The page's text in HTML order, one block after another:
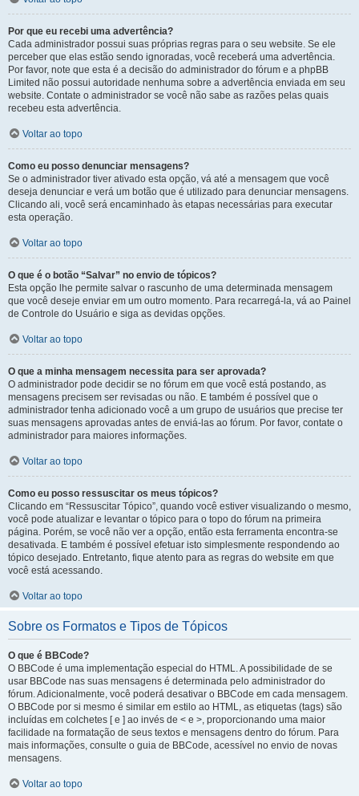
Por que eu recebi uma advertência?
Cada administrador possui suas próprias regras para o seu website. Se ele
perceber que elas estão sendo ignoradas, você receberá uma advertência.
Por favor, note que esta é a decisão do administrador do fórum e a phpBB
Limited não possui autoridade nenhuma sobre a advertência enviada em seu
website. Contate o administrador se você não sabe as razões pelas quais
recebeu esta advertência.
Voltar ao topo
Como eu posso denunciar mensagens?
Se o administrador tiver ativado esta opção, vá até a mensagem que você
deseja denunciar e verá um botão que é utilizado para denunciar mensagens.
Clicando ali, você será encaminhado às etapas necessárias para executar
esta operação.
Voltar ao topo
O que é o botão “Salvar” no envio de tópicos?
Esta opção lhe permite salvar o rascunho de uma determinada mensagem
que você deseje enviar em um outro momento. Para recarregá-la, vá ao Painel
de Controle do Usuário e siga as devidas opções.
Voltar ao topo
O que a minha mensagem necessita para ser aprovada?
O administrador pode decidir se no fórum em que você está postando, as
mensagens precisem ser revisadas ou não. E também é possível que o
administrador tenha adicionado você a um grupo de usuários que precise ter
suas mensagens aprovadas antes de enviá-las ao fórum. Por favor, contate o
administrador para maiores informações.
Voltar ao topo
Como eu posso ressuscitar os meus tópicos?
Clicando em “Ressuscitar Tópico”, quando você estiver visualizando o mesmo,
você pode atualizar e levantar o tópico para o topo do fórum na primeira
página. Porém, se você não ver a opção, então esta ferramenta encontra-se
desativada. E também é possível efetuar isto simplesmente respondendo ao
tópico desejado. Entretanto, fique atento para as regras do website em que
você está acessando.
Voltar ao topo
Sobre os Formatos e Tipos de Tópicos
O que é BBCode?
O BBCode é uma implementação especial do HTML. A possibilidade de se
usar BBCode nas suas mensagens é determinada pelo administrador do
fórum. Adicionalmente, você poderá desativar o BBCode em cada mensagem.
O BBCode por si mesmo é similar em estilo ao HTML, as etiquetas (tags) são
incluídas em colchetes [ e ] ao invés de < e >, proporcionando uma maior
facilidade na formatação de seus textos e mensagens dentro do fórum. Para
mais informações, consulte o guia de BBCode, acessível no envio de novas
mensagens.
Voltar ao topo